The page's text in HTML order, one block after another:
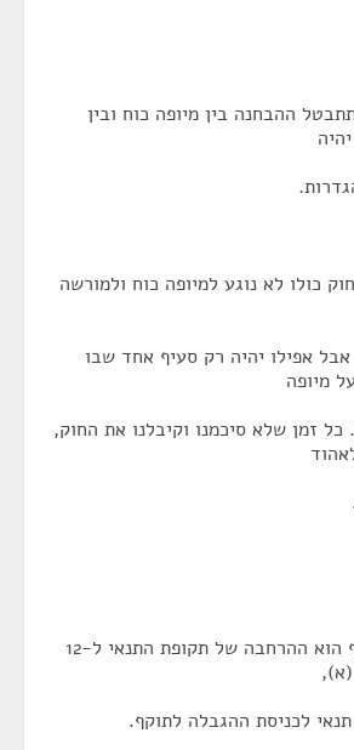
ההבחנה בין מיופה כוח ובין
כולו לא נוגע למיופה כוח ולמורשה
אפילו יהיה רק סעיף אחד שבו
מיופה
זמן שלא סיכמנו וקיבלנו את החוק,
השינוי העיקרי בסעיף הוא ההרחבה של תקופת התנאי ל-12
לכניסת ההגבלה לתוקף.